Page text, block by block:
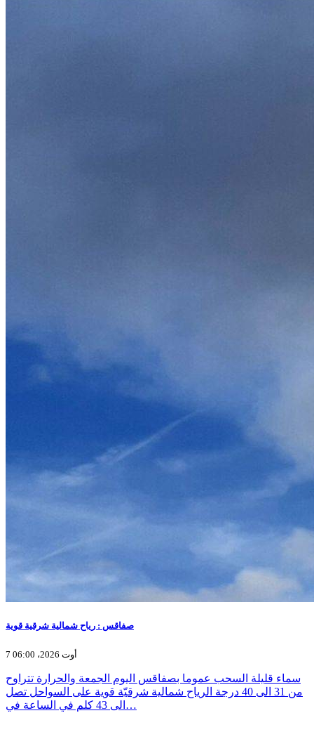
صفاقس : رياح شمالية شرقية قوية
7 أوت 2026، 06:00
سماء قليلة السحب عموما بصفاقس اليوم الجمعة والحرارة تتراوح
من 31 الى 40 درجة الرياح شمالية شرقيّة قوية على السواحل تصل
الى 43 كلم في الساعة في…